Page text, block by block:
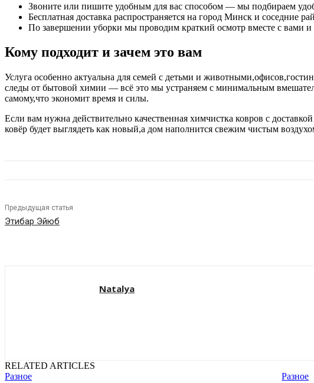
Звоните или пишите удобным для вас способом — мы подбираем
Бесплатная доставка распространяется на город Минск и соседние
По завершении уборки мы проводим краткий осмотр вместе с вами
Кому подходит и зачем это вам
Услуга особенно актуальна для семей с детьми и
следы от бытовой химии — всё это мы устраняем с минимальным
самому,что экономит время и силы.
Если вам нужна действительно качественная химчистка ковров с
ковёр будет выглядеть как новый,а дом наполнится свежим чистым
Предыдущая статья
Этибар Эйюб
Natalya
RELATED ARTICLES
Разное
Разное